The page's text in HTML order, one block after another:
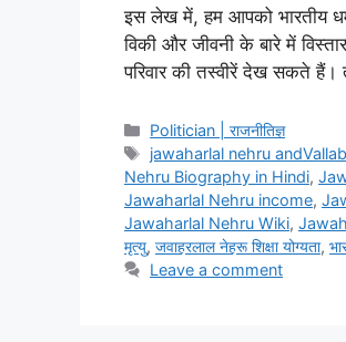
इस लेख में, हम आपको भारतीय
विकी और जीवनी के बारे में
परिवार की तस्वीरें देख सकते
Categories
Politician | राजनीतिज्ञ
Tags
jawaharlal nehru
Nehru Biography in Hindi,
Jawaharlal Nehru income,
Jawaharlal Nehru Wiki,
मृत्यु, जवाहरलाल नेहरू शिक्षा योग्यता,
Leave a comment